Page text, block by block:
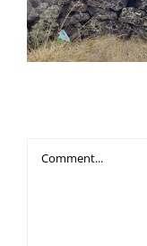
Hafnarfjarðar er
hafinn!